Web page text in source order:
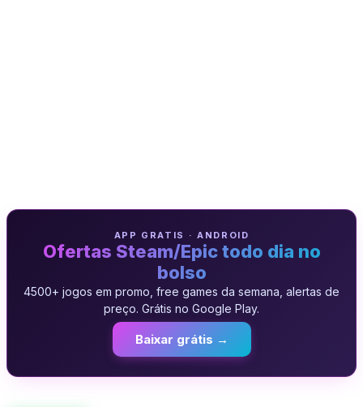
APP GRATIS · ANDROID
Ofertas Steam/Epic todo dia no
bolso
4500+ jogos em promo, free games da semana, alertas de
preço. Grátis no Google Play.
Baixar grátis →